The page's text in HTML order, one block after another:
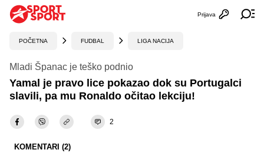
Otvori
Prijava
POČETNA FUDBAL LIGA NACIJA
Mladi Španac je teško podnio
Yamal je pravo lice pokazao dok su Portugalci
slavili, pa mu Ronaldo očitao lekciju!
2
KOMENTARI (2)